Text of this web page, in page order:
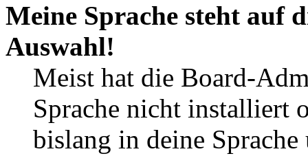
Meine Sprache steht auf
Auswahl!
Meist hat die Board-
Sprache nicht installiert
bislang in deine